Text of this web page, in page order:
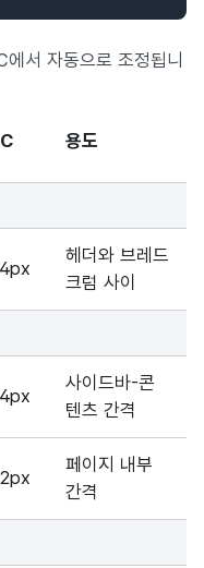
서 자동으로 조정됩니
용도
헤더와 브레드
크럼 사이
사이드바-콘
텐츠 간격
페이지 내부
간격